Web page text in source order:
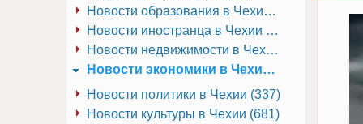
Новости иностранца в Чехии (223)
Новости культуры в Чехии (681)
Новости недвижимости в Чехии (337)
Новости образования в Чехии (251)
Новости политики в Чехии (337)
Новости экономики в Чехии (941)